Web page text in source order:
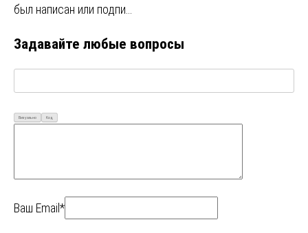
был написан или подпи…
Задавайте любые вопросы
Визуально Код
Ваш Email*